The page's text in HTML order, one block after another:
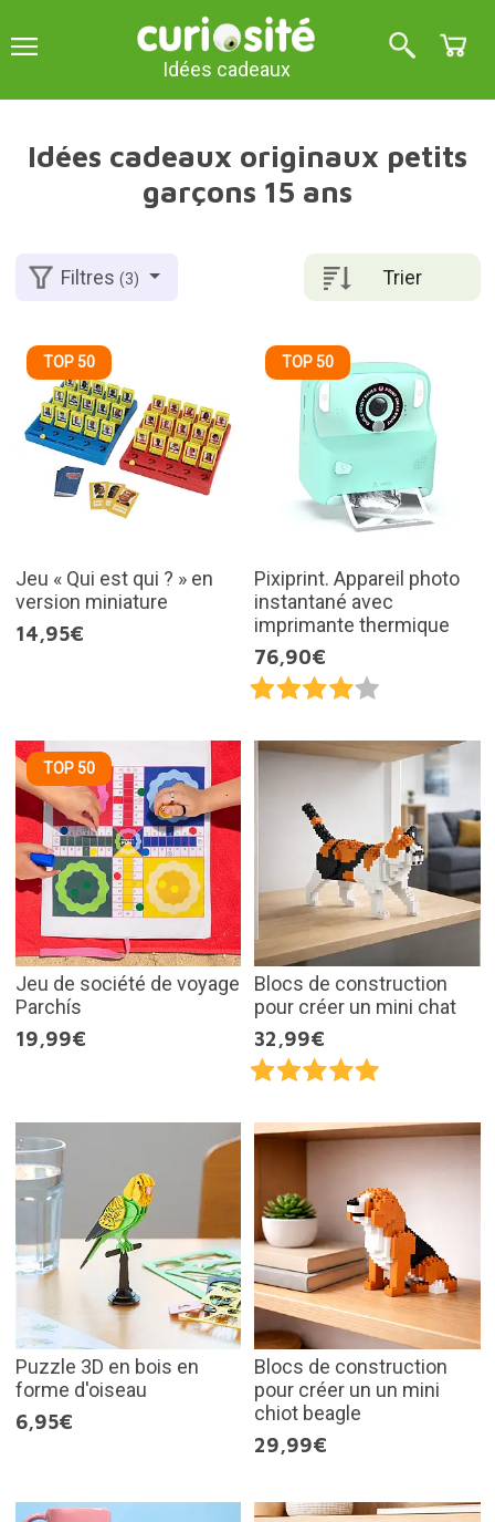
Idées cadeaux
Idées cadeaux originaux petits
garçons 15 ans
Trier
Filtres(3)
TOP 50
Jeu « Qui est qui ? » en
version miniature
14,95€
TOP 50
Pixiprint. Appareil photo
instantané avec
imprimante thermique
76,90€
TOP 50
Jeu de société de voyage
Parchís
19,99€
Blocs de construction
pour créer un mini chat
32,99€
Puzzle 3D en bois en
forme d'oiseau
6,95€
Blocs de construction
pour créer un un mini
chiot beagle
29,99€